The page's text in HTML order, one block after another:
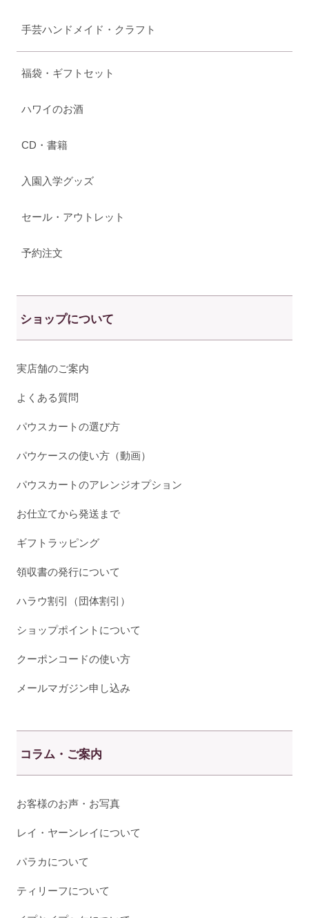
手芸ハンドメイド・クラフト
福袋・ギフトセット
ハワイのお酒
CD・書籍
入園入学グッズ
セール・アウトレット
予約注文
ショップについて
実店舗のご案内
よくある質問
パウスカートの選び方
パウケースの使い方（動画）
パウスカートのアレンジオプション
お仕立てから発送まで
ギフトラッピング
領収書の発行について
ハラウ割引（団体割引）
ショップポイントについて
クーポンコードの使い方
メールマガジン申し込み
コラム・ご案内
お客様のお声・お写真
レイ・ヤーンレイについて
パラカについて
ティリーフについて